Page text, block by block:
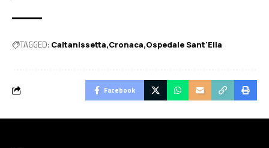
TAGGED: Caltanissetta Cronaca Ospedale Sant'Elia
Facebook